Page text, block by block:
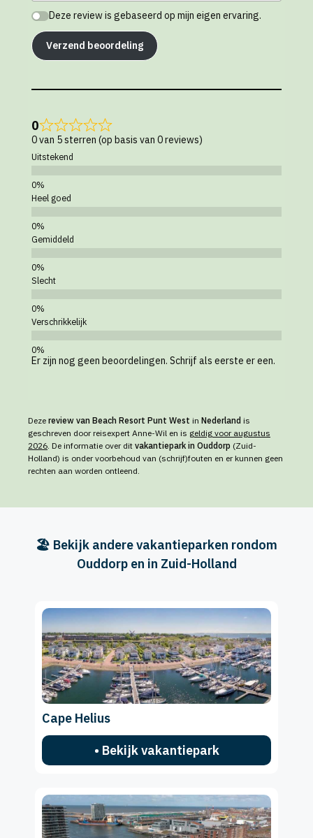
Deze review is gebaseerd op mijn eigen ervaring.
Verzend beoordeling
0
0 van 5 sterren (op basis van 0 reviews)
Uitstekend
Heel goed
Gemiddeld
Slecht
Verschrikkelijk
Er zijn nog geen beoordelingen. Schrijf als eerste er een.
Deze review van Beach Resort Punt West in Nederland is
geschreven door reisexpert Anne-Wil en is geldig voor augustus
2026 . De informatie over dit vakantiepark in Ouddorp (Zuid-
Holland) is onder voorbehoud van (schrijf)fouten en er kunnen geen
rechten aan worden ontleend.
🏖️ Bekijk andere vakantieparken rondom
Ouddorp en in Zuid-Holland
Cape Helius
• Bekijk vakantiepark